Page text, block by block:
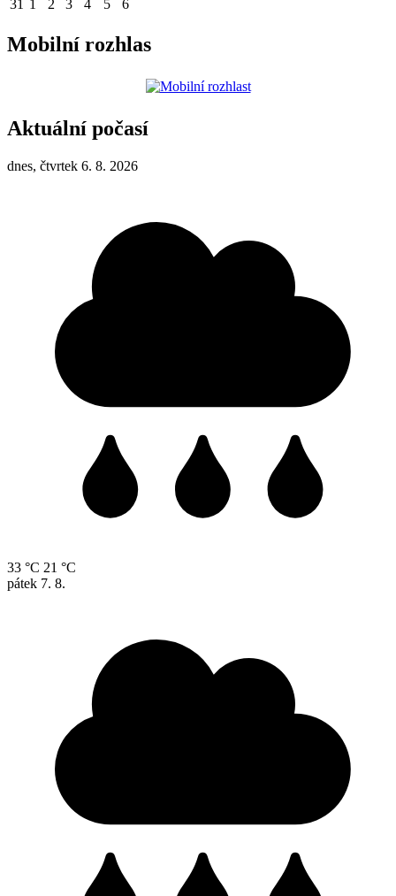
31 1 2 3 4 5 6
Mobilní rozhlas
Aktuální počasí
dnes, čtvrtek 6. 8. 2026
33 °C 21 °C
pátek 7. 8.